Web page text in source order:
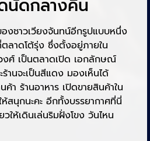
นัดกลางคืน
งชาวเวียงจันทน์อีกรูปแบบหนึ่ง
ลาดโต้รุ่ง ซึ่งตั้งอยู่ภายใน
งศ์ เป็นตลาดเปิด เอกลักษณ์
านจะเป็นสีแดง มองเห็นได้
า ร้านอาหาร เปิดขายสินค้าใน
ห้สนุกนะคะ อีกทั้งบรรยากาศที่นี่
ให้เดินเล่นริมฝั่งโขง วันไหน